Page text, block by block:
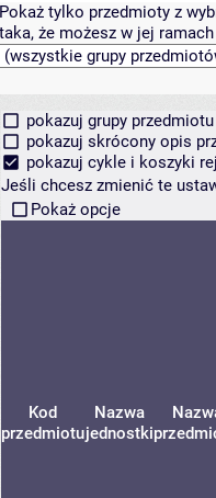
Pokaż tylko przedmioty z
taka, że możesz w jej
pokazuj grupy
pokazuj skrócony opis
pokazuj cykle i koszyki
Jeśli chcesz zmienić te
Pokaż opcje
Kod
przedmiotu
Nazwa
jednostki